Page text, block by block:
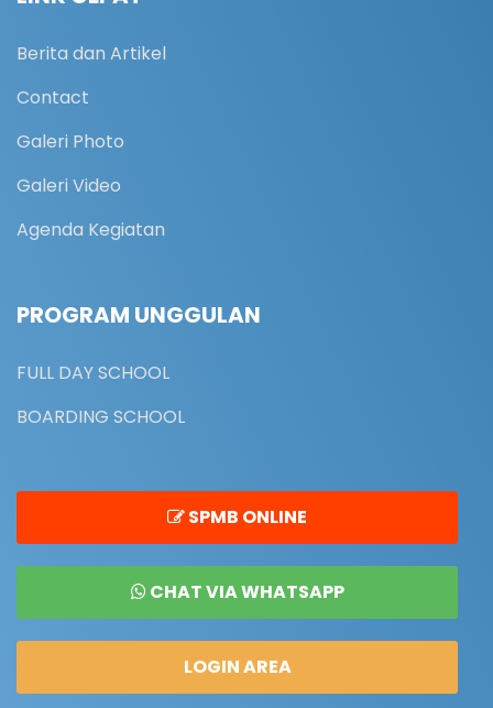
Berita dan Artikel
Contact
Galeri Photo
Galeri Video
Agenda Kegiatan
PROGRAM UNGGULAN
FULL DAY SCHOOL
BOARDING SCHOOL
SPMB ONLINE
CHAT VIA WHATSAPP
LOGIN AREA